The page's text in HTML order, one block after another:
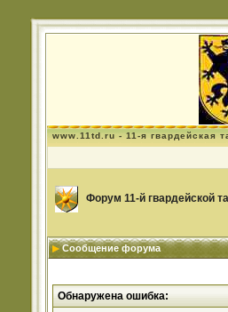
www.11td.ru - 11-я гвардейская
Форум 11-й гвардейской
Сообщение форума
Обнаружена ошибка: